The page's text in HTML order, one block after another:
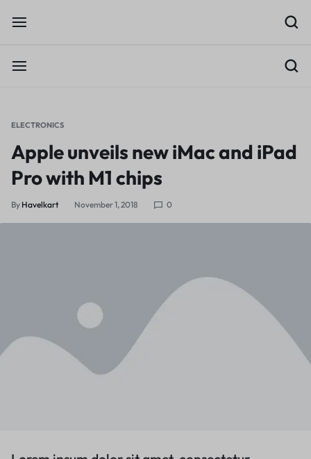
ELECTRONICS
Apple unveils new iMac and iPad
Pro with M1 chips
By Havelkart November 1, 2018 0